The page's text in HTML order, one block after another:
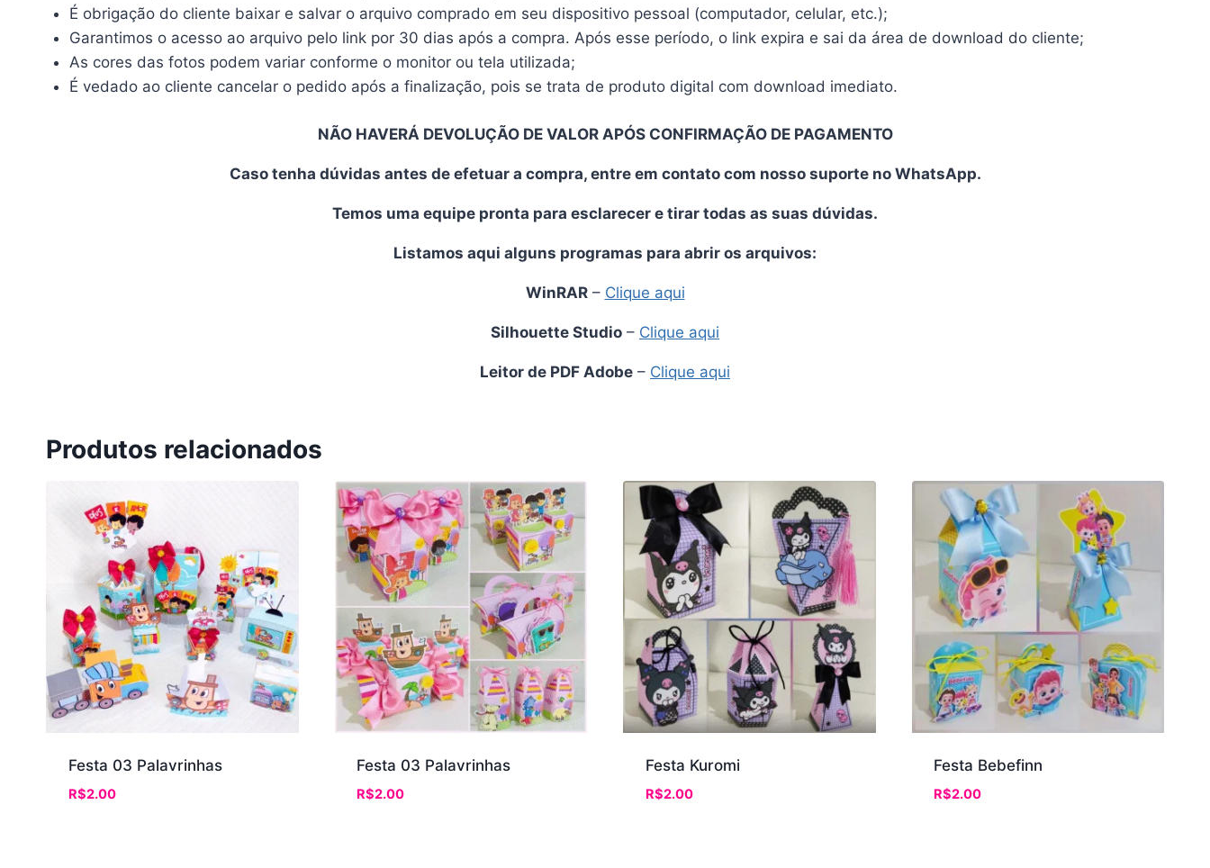
É obrigação do cliente baixar e salvar o arquivo comprado em seu dispositivo pessoal (computador, celular, etc.);
Garantimos o acesso ao arquivo pelo link por 30 dias após a compra. Após esse período, o link expira e sai da área de download do cliente;
As cores das fotos podem variar conforme o monitor ou tela utilizada;
É vedado ao cliente cancelar o pedido após a finalização, pois se trata de produto digital com download imediato.
NÃO HAVERÁ DEVOLUÇÃO DE VALOR APÓS CONFIRMAÇÃO DE PAGAMENTO
Caso tenha dúvidas antes de efetuar a compra, entre em contato com nosso suporte no WhatsApp.
Temos uma equipe pronta para esclarecer e tirar todas as suas dúvidas.
Listamos aqui alguns programas para abrir os arquivos:
WinRAR– Clique aqui
Silhouette Studio – Clique aqui
Leitor de PDF Adobe – Clique aqui
Produtos relacionados
Festa 03 Palavrinhas
R$2.00
Festa 03 Palavrinhas
R$2.00
Festa Kuromi
R$2.00
Festa Bebefinn
R$2.00